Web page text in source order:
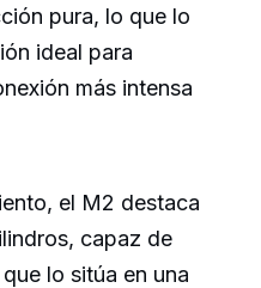
pura, lo que lo
ideal para
más intensa
el M2 destaca
capaz de
lo sitúa en una